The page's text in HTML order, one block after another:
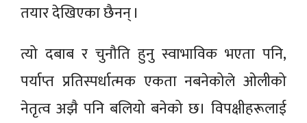
तयार देखिएका छैनन् ।
त्यो दबाब र चुनौति हुनु स्वाभाविक भएता पनि,
पर्याप्त प्रतिस्पर्धात्मक एकता नबनेकोले ओलीको
नेतृत्व अझै पनि बलियो बनेको छ। विपक्षीहरूलाई